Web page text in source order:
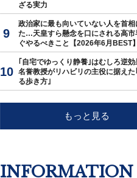
ざる実力
政治家に最も向いていない人を首相
た…天皇すら懸念を口にされる高市
ぐやるべきこと【2026年6月BEST】
｢自宅でゆっくり静養｣はむしろ逆
名誉教授がリハビリの主役に据え
る歩き方｣
もっと見る
INFORMATION